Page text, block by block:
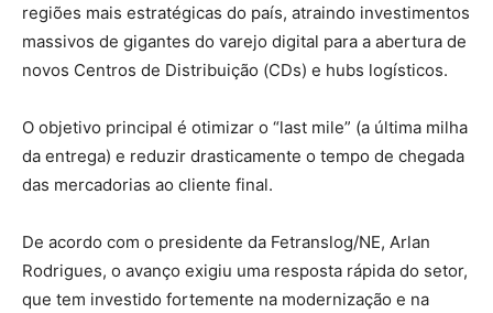
regiões mais estratégicas do país, atraindo investimentos
massivos de gigantes do varejo digital para a abertura de
novos Centros de Distribuição (CDs) e hubs logísticos.
O objetivo principal é otimizar o “last mile” (a última milha
da entrega) e reduzir drasticamente o tempo de chegada
das mercadorias ao cliente final.
De acordo com o presidente da Fetranslog/NE, Arlan
Rodrigues, o avanço exigiu uma resposta rápida do setor,
que tem investido fortemente na modernização e na